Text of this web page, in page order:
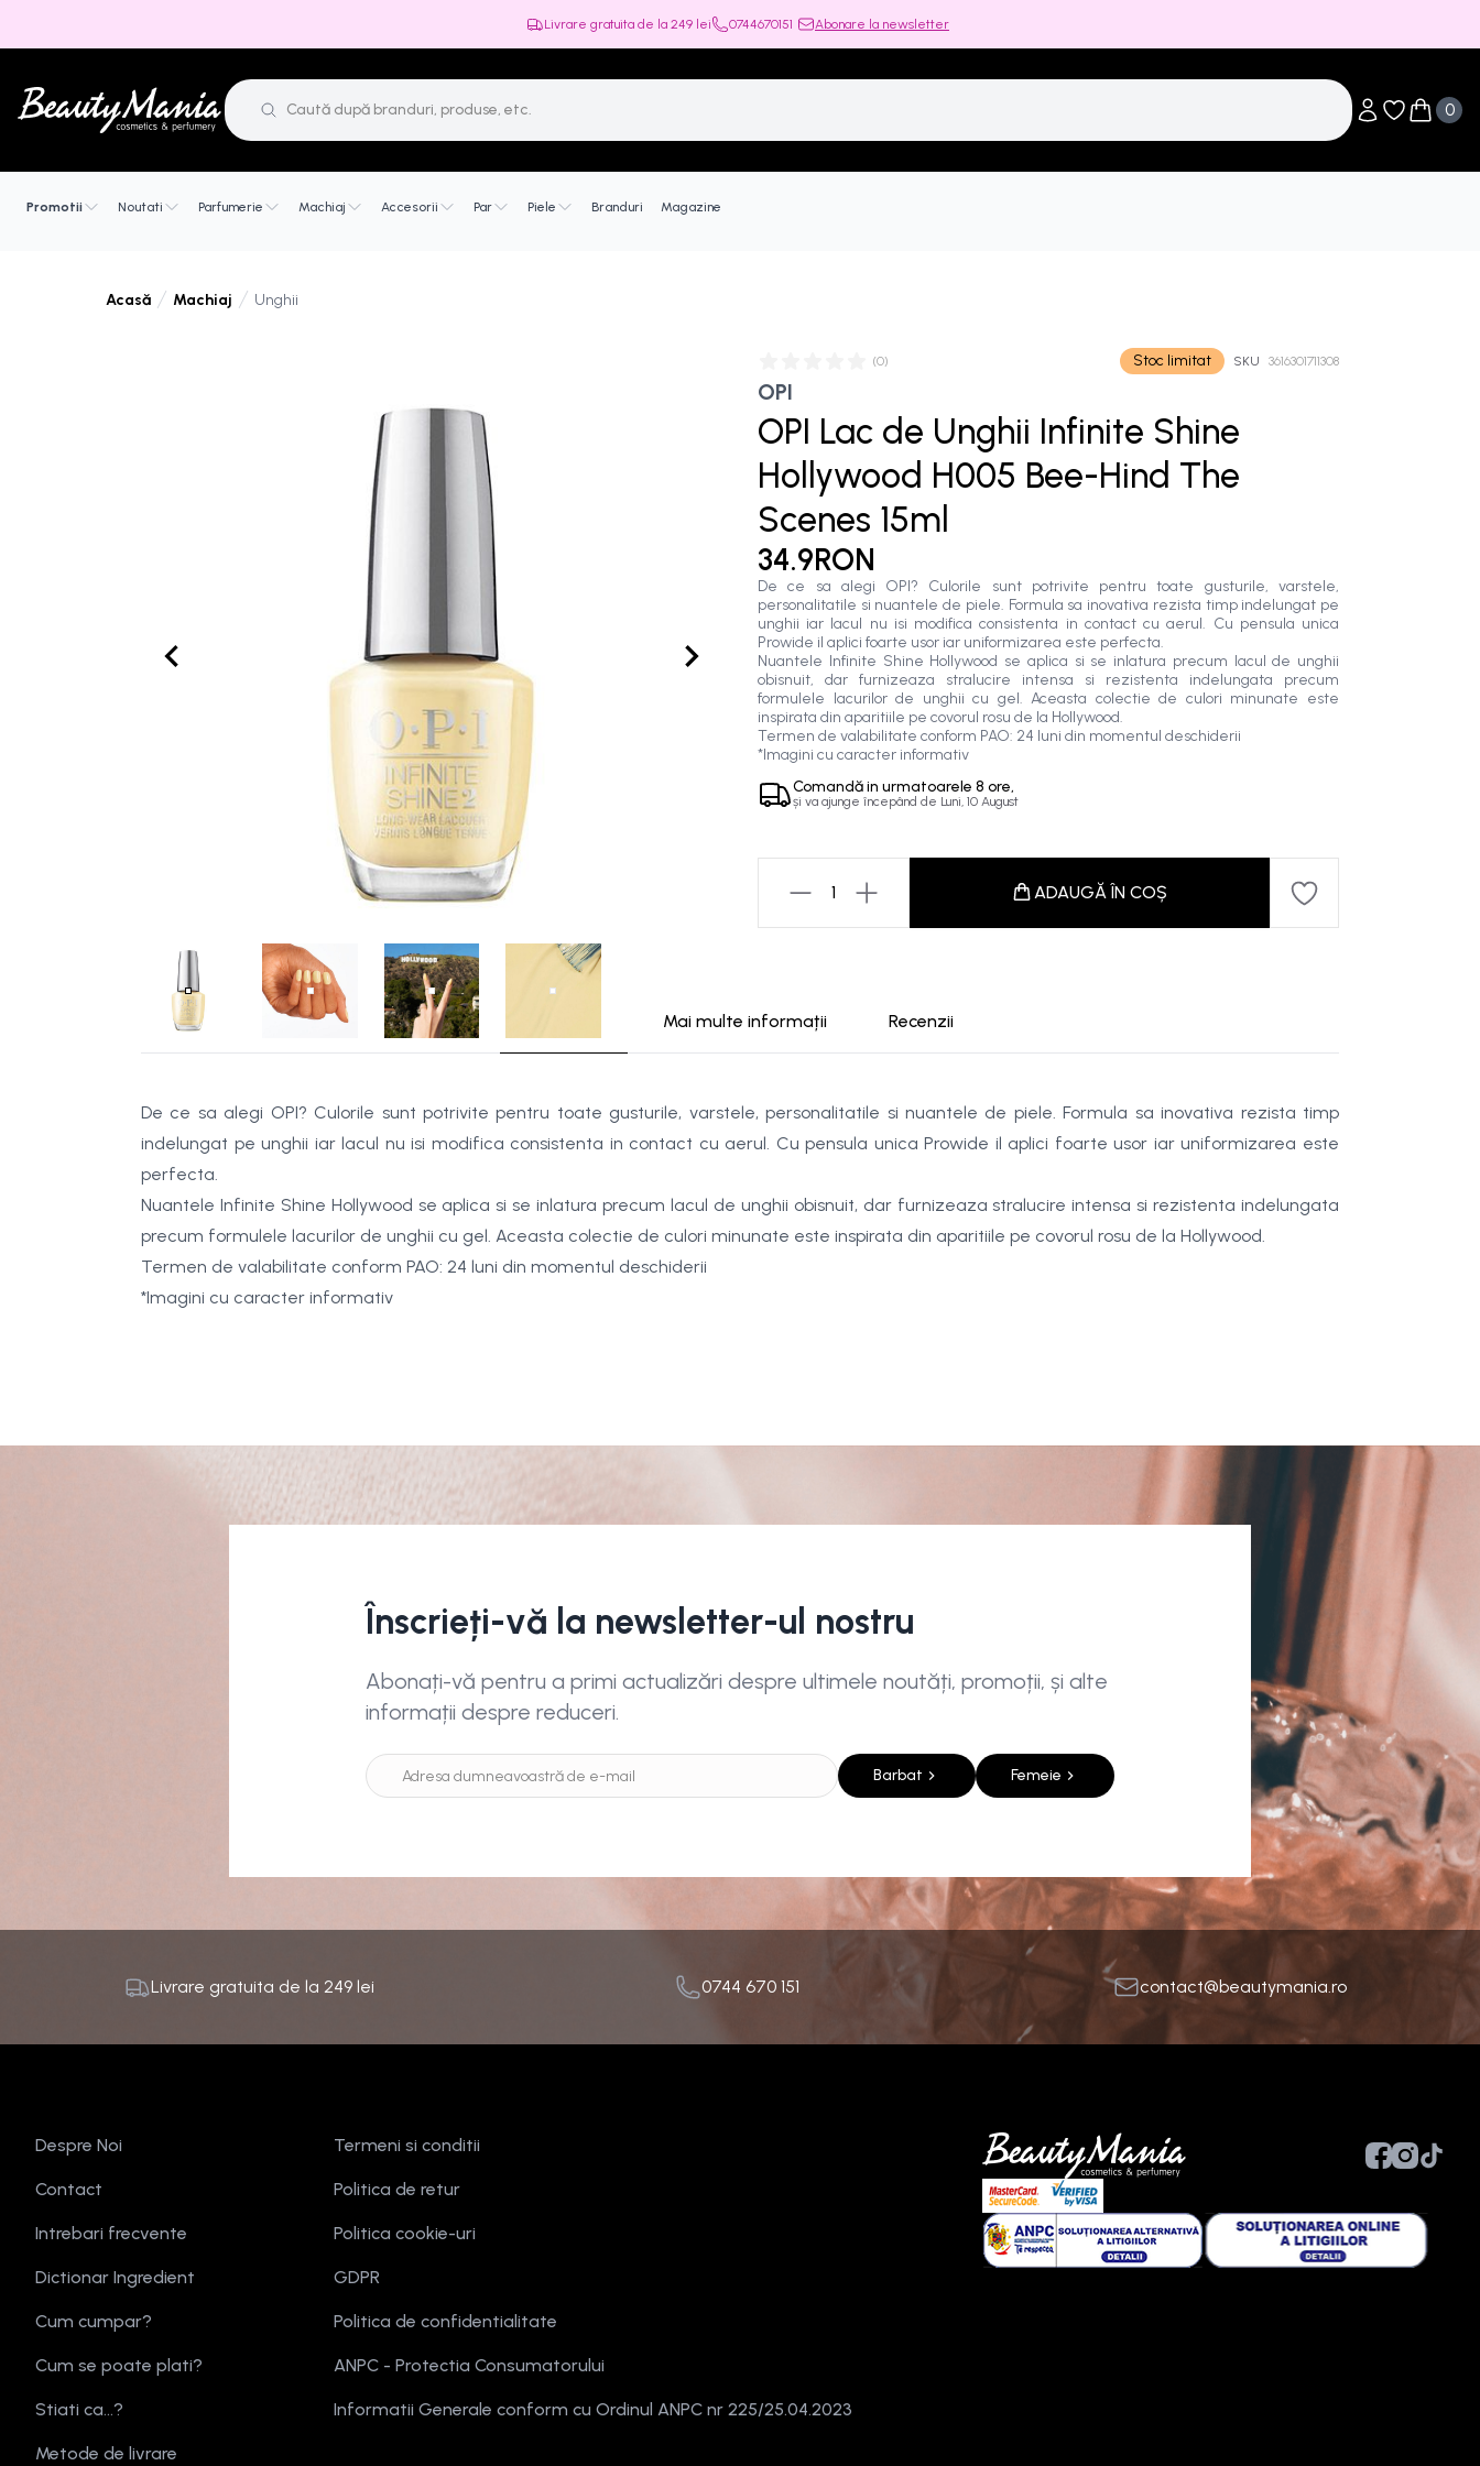
Livrare gratuita de la 249 lei 0744670151 Abonare la newsletter
Obiecte în
0
Obiecte
Promotii Noutati Parfumerie Machiaj Accesorii Par Piele Branduri Magazine
Acasă Machiaj Unghii
(0) Stoc limitat SKU 3616301711308
OPI
OPI Lac de Unghii Infinite Shine
Hollywood H005 Bee-Hind The
Scenes 15ml
34.9RON
De ce sa alegi OPI? Culorile sunt potrivite pentru toate gusturile, varstele,
personalitatile si nuantele de piele. Formula sa inovativa rezista timp indelungat pe
unghii iar lacul nu isi modifica consistenta in contact cu aerul. Cu pensula unica
Prowide il aplici foarte usor iar uniformizarea este perfecta.
Nuantele Infinite Shine Hollywood se aplica si se inlatura precum lacul de unghii
obisnuit, dar furnizeaza stralucire intensa si rezistenta indelungata precum
formulele lacurilor de unghii cu gel. Aceasta colectie de culori minunate este
inspirata din aparitiile pe covorul rosu de la Hollywood.
Termen de valabilitate conform PAO: 24 luni din momentul deschiderii
*Imagini cu caracter informativ
Comandă in urmatoarele 8 ore,
și va ajunge începând de Luni, 10 August
1 ADAUGĂ ÎN COȘ
Mai multe informații Recenzii
De ce sa alegi OPI? Culorile sunt potrivite pentru toate gusturile, varstele, personalitatile si nuantele de piele. Formula sa inovativa rezista timp
indelungat pe unghii iar lacul nu isi modifica consistenta in contact cu aerul. Cu pensula unica Prowide il aplici foarte usor iar uniformizarea este
perfecta.
Nuantele Infinite Shine Hollywood se aplica si se inlatura precum lacul de unghii obisnuit, dar furnizeaza stralucire intensa si rezistenta indelungata
precum formulele lacurilor de unghii cu gel. Aceasta colectie de culori minunate este inspirata din aparitiile pe covorul rosu de la Hollywood.
Termen de valabilitate conform PAO: 24 luni din momentul deschiderii
*Imagini cu caracter informativ
Înscrieți-vă la newsletter-ul nostru
Abonați-vă pentru a primi actualizări despre ultimele noutăți, promoții, și alte
informații despre reduceri.
Barbat Femeie
Livrare gratuita de la249 lei 0744 670 151 contact@beautymania.ro
Despre Noi
Contact
Intrebari frecvente
Dictionar Ingredient
Cum cumpar?
Cum se poate plati?
Stiati ca...?
Metode de livrare
Termeni si conditii
Politica de retur
Politica cookie-uri
GDPR
Politica de confidentialitate
ANPC - Protectia Consumatorului
Informatii Generale conform cu Ordinul ANPC nr 225/25.04.2023